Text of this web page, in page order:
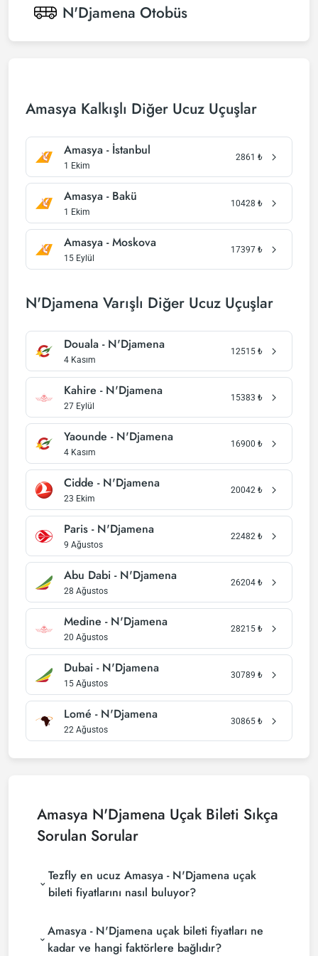
N'Djamena Otobüs
Amasya Kalkışlı Diğer Ucuz Uçuşlar
Amasya - İstanbul
1 Ekim
2861 ₺
Amasya - Bakü
1 Ekim
10428 ₺
Amasya - Moskova
15 Eylül
17397 ₺
N'Djamena Varışlı Diğer Ucuz Uçuşlar
Douala - N'Djamena
4 Kasım
12515 ₺
Kahire - N'Djamena
27 Eylül
15383 ₺
Yaounde - N'Djamena
4 Kasım
16900 ₺
Cidde - N'Djamena
23 Ekim
20042 ₺
Paris - N'Djamena
9 Ağustos
22482 ₺
Abu Dabi - N'Djamena
28 Ağustos
26204 ₺
Medine - N'Djamena
20 Ağustos
28215 ₺
Dubai - N'Djamena
15 Ağustos
30789 ₺
Lomé - N'Djamena
22 Ağustos
30865 ₺
Amasya N'Djamena Uçak Bileti Sıkça
Sorulan Sorular
Tezfly en ucuz Amasya - N'Djamena uçak
bileti fiyatlarını nasıl buluyor?
fiyatlarını bulmak için tur operatörleri, büyük
rezervasyon siteleri (konsolidatörler) ve yüzlerce
Amasya - N'Djamena uçak bileti fiyatları ne
kadar ve hangi faktörlere bağlıdır?